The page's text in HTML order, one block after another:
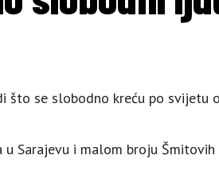
što se slobodno kreću po svijetu
Sarajevu i malom broju Šmitovih